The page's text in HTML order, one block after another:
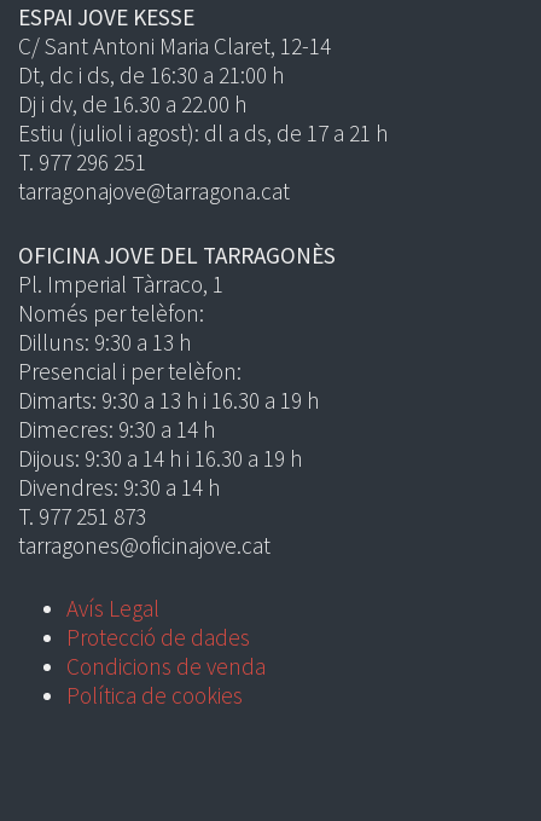
ESPAI JOVE KESSE
C/ Sant Antoni Maria Claret, 12-14
Dt, dc i ds, de 16:30 a 21:00 h
Dj i dv, de 16.30 a 22.00 h
Estiu (juliol i agost): dl a ds, de 17 a 21 h
T. 977 296 251
tarragonajove@tarragona.cat
OFICINA JOVE DEL TARRAGONÈS
Pl. Imperial Tàrraco, 1
Només per telèfon:
Dilluns: 9:30 a 13 h
Presencial i per telèfon:
Dimarts: 9:30 a 13 h i 16.30 a 19 h
Dimecres: 9:30 a 14 h
Dijous: 9:30 a 14 h i 16.30 a 19 h
Divendres: 9:30 a 14 h
T. 977 251 873
tarragones@oficinajove.cat
Avís Legal
Protecció de dades
Condicions de venda
Política de cookies